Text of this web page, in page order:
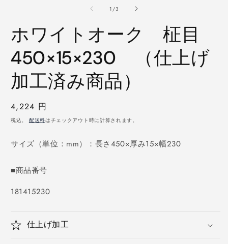
で
メ
ィ
(1)
を
く
1 /の
3
ホワイトオーク 柾目
450×15×230 （仕上げ
加工済み商品）
通
常
格
4,224 円
税込。 配送料はチェックアウト時に計算されます。
サイズ（単位：mm）：長さ450×厚み15×幅230
■商品番号
SKU:
181415230
仕上げ加工